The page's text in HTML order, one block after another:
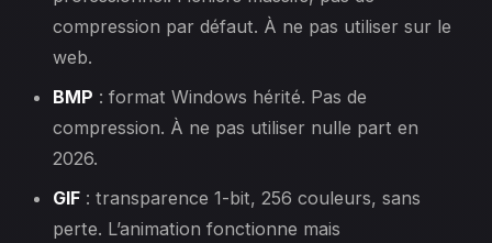
compression par défaut. À ne pas utiliser sur le
web.
BMP : format Windows hérité. Pas de
compression. À ne pas utiliser nulle part en
2026.
GIF : transparence 1-bit, 256 couleurs, sans
perte. L’animation fonctionne mais